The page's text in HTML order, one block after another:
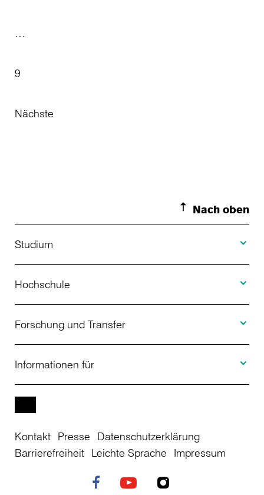
…
9
Nächste
Nach oben
Studium
Studienangebot
Bewerbung
Studienberatung
Weiterbildung
Studienkolleg
Hochschule
Über uns
Aktuelles
Einrichtungen
Stellenangebote
Forschung und Transfer
Projekte
Informationen für
Studierende
Kontakt Presse
Datenschutzerklärung
Barrierefreiheit Leichte Sprache Impressum